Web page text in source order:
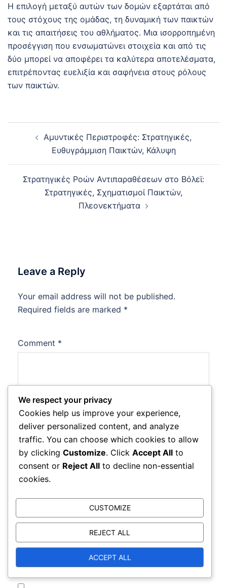
Η επιλογή μεταξύ αυτών των δομών εξαρτάται από
τους στόχους της ομάδας, τη δυναμική των παικτών
και τις απαιτήσεις του αθλήματος. Μια ισορροπημένη
προσέγγιση που ενσωματώνει στοιχεία και από τις
δύο μπορεί να αποφέρει τα καλύτερα αποτελέσματα,
επιτρέποντας ευελιξία και σαφήνεια στους ρόλους
των παικτών.
navigationΑμυντικές Περιστροφές: Στρατηγικές,
Ευθυγράμμιση Παικτών, Κάλυψη
Στρατηγικές Ροών Αντιπαραθέσεων στο Βόλεϊ:
Στρατηγικές, Σχηματισμοί Παικτών,
Πλεονεκτήματα
Leave a Reply
Your email address will not be published.
Required fields are marked *
Comment *
Name
Email*
We respect your privacy
Cookies help us improve your experience,
deliver personalized content, and analyze
traffic. You can choose which cookies to allow
by clicking Customize. Click Accept All to
consent or Reject All to decline non-essential
cookies.
CUSTOMIZE
REJECT ALL
ACCEPT ALL